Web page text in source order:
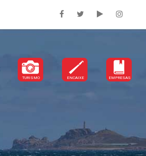
TURISMO ENCAIXE EMPRESAS